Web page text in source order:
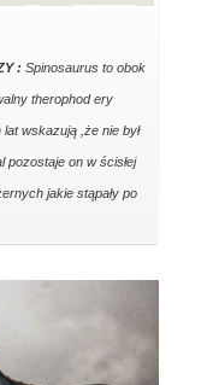
: Spinosaurus to obok
therophod ery
wskazują ,że nie był
pozostaje on w ścisłej
jakie stąpały po